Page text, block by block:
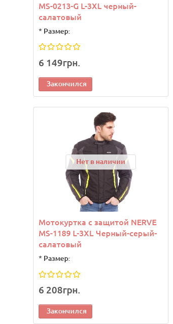
MS-0213-G L-3XL черный-
салатовый
* Размер:
6 149грн.
Закончился
Нет в наличии
Мотокуртка с защитой NERVE
MS-1189 L-3XL Черный-серый-
салатовый
* Размер:
6 208грн.
Закончился